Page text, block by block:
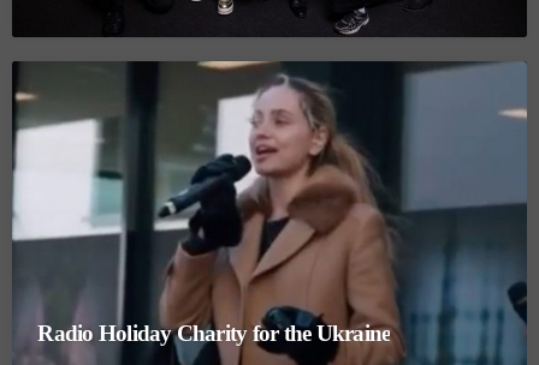
Radio Holiday Charity for the Ukraine